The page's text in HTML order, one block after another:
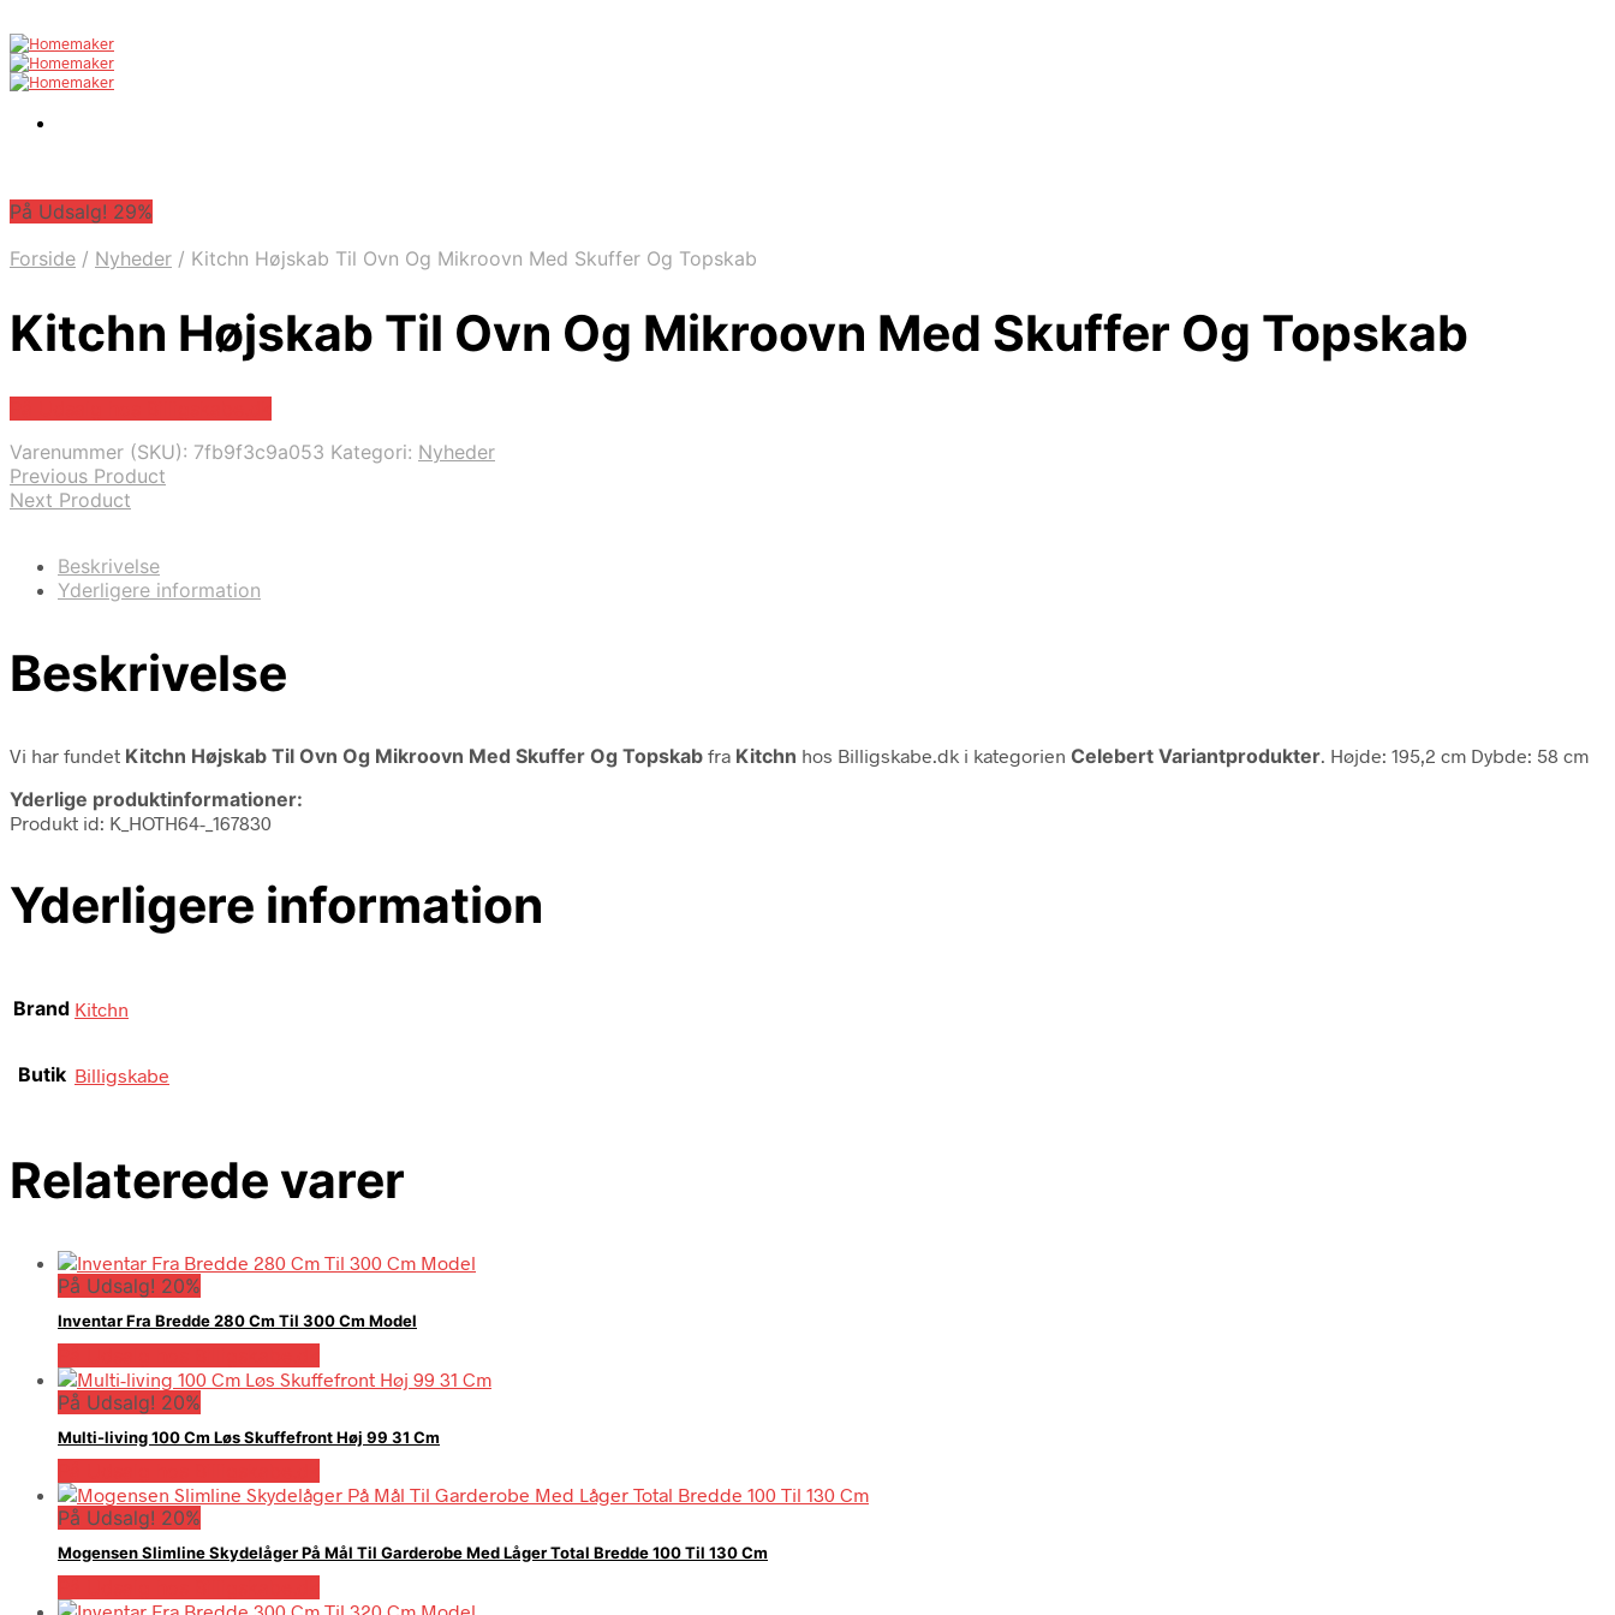
På Udsalg! 29%
Forside / Nyheder / Kitchn Højskab Til Ovn Og Mikroovn Med Skuffer Og Topskab
Kitchn Højskab Til Ovn Og Mikroovn Med Skuffer Og Topskab
Varenummer (SKU): 7fb9f3c9a053 Kategori: Nyheder
Previous Product
Next Product
Beskrivelse
Yderligere information
Beskrivelse
Vi har fundet Kitchn Højskab Til Ovn Og Mikroovn Med Skuffer Og Topskab fra Kitchn hos Billigskabe.dk i kategorien Celebert Variantprodukter . Højde: 195,2 cm Dybde: 58 cm
Yderlige produktinformationer:
Produkt id: K_HOTH64-_167830
Yderligere information
Brand Kitchn
Butik Billigskabe
Relaterede varer
På Udsalg! 20%
Inventar Fra Bredde 280 Cm Til 300 Cm Model
På Udsalg! 20%
Multi-living 100 Cm Løs Skuffefront Høj 99 31 Cm
På Udsalg! 20%
Mogensen Slimline Skydelåger På Mål Til Garderobe Med Låger Total Bredde 100 Til 130 Cm